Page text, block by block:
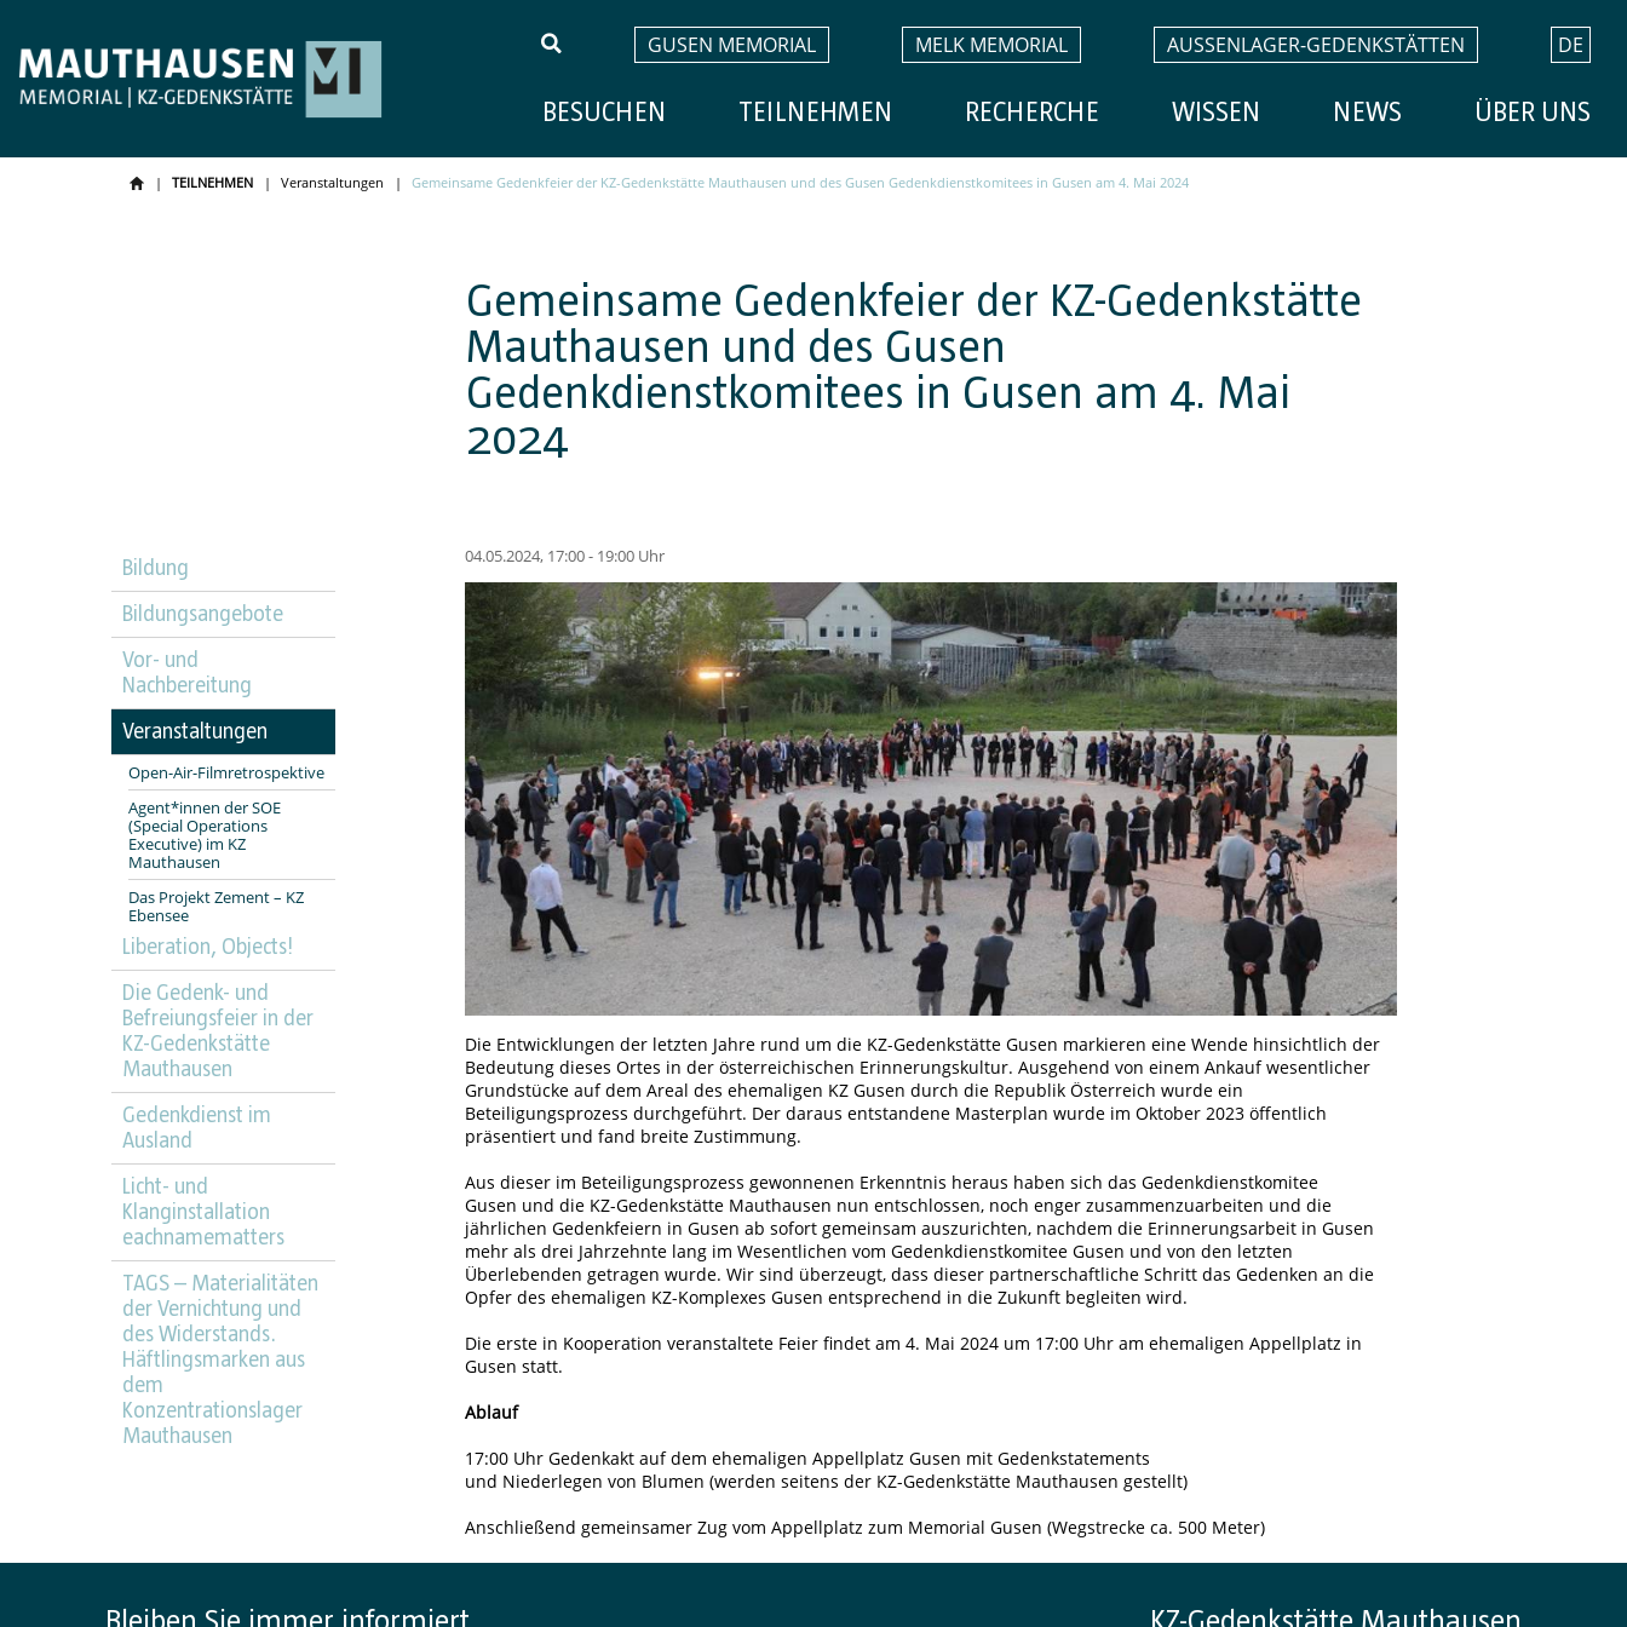
GUSEN MEMORIAL MELK MEMORIAL AUSSENLAGER-GEDENKSTÄTTEN DE
BESUCHEN TEILNEHMEN RECHERCHE WISSEN NEWS ÜBER UNS
TEILNEHMEN Veranstaltungen Gemeinsame Gedenkfeier der KZ-Gedenkstätte Mauthausen und des Gusen Gedenkdienstkomitees in Gusen am 4. Mai 2024
Gemeinsame Gedenkfeier der KZ-Gedenkstätte
Mauthausen und des Gusen
Gedenkdienstkomitees in Gusen am 4. Mai
2024
Bildung
Bildungsangebote
Vor- und
Nachbereitung
Veranstaltungen
Open-Air-Filmretrospektive
Agent*innen der SOE
(Special Operations
Executive) im KZ
Mauthausen
Das Projekt Zement – KZ
Ebensee
Liberation, Objects!
Die Gedenk- und
Befreiungsfeier in der
KZ-Gedenkstätte
Mauthausen
Gedenkdienst im
Ausland
Licht- und
Klanginstallation
eachnamematters
TAGS – Materialitäten
der Vernichtung und
des Widerstands.
Häftlingsmarken aus
dem
Konzentrationslager
Mauthausen
04.05.2024, 17:00 - 19:00 Uhr
Die Entwicklungen der letzten Jahre rund um die KZ-Gedenkstätte Gusen markieren eine Wende hinsichtlich der
Bedeutung dieses Ortes in der österreichischen Erinnerungskultur. Ausgehend von einem Ankauf wesentlicher
Grundstücke auf dem Areal des ehemaligen KZ Gusen durch die Republik Österreich wurde ein
Beteiligungsprozess durchgeführt. Der daraus entstandene Masterplan wurde im Oktober 2023 öffentlich
präsentiert und fand breite Zustimmung.
Aus dieser im Beteiligungsprozess gewonnenen Erkenntnis heraus haben sich das Gedenkdienstkomitee
Gusen und die KZ-Gedenkstätte Mauthausen nun entschlossen, noch enger zusammenzuarbeiten und die
jährlichen Gedenkfeiern in Gusen ab sofort gemeinsam auszurichten, nachdem die Erinnerungsarbeit in Gusen
mehr als drei Jahrzehnte lang im Wesentlichen vom Gedenkdienstkomitee Gusen und von den letzten
Überlebenden getragen wurde. Wir sind überzeugt, dass dieser partnerschaftliche Schritt das Gedenken an die
Opfer des ehemaligen KZ-Komplexes Gusen entsprechend in die Zukunft begleiten wird.
Die erste in Kooperation veranstaltete Feier findet am 4. Mai 2024 um 17:00 Uhr am ehemaligen Appellplatz in
Gusen statt.
Ablauf
17:00 Uhr Gedenkakt auf dem ehemaligen Appellplatz Gusen mit Gedenkstatements
und Niederlegen von Blumen (werden seitens der KZ-Gedenkstätte Mauthausen gestellt)
Anschließend gemeinsamer Zug vom Appellplatz zum Memorial Gusen (Wegstrecke ca. 500 Meter)